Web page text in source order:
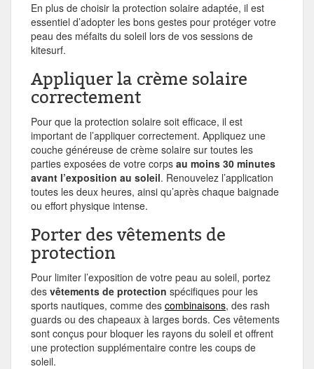
En plus de choisir la protection solaire adaptée, il est
essentiel d’adopter les bons gestes pour protéger votre
peau des méfaits du soleil lors de vos sessions de
kitesurf.
Appliquer la crème solaire
correctement
Pour que la protection solaire soit efficace, il est
important de l’appliquer correctement. Appliquez une
couche généreuse de crème solaire sur toutes les
parties exposées de votre corps au moins 30 minutes
avant l’exposition au soleil. Renouvelez l’application
toutes les deux heures, ainsi qu’après chaque baignade
ou effort physique intense.
Porter des vêtements de
protection
Pour limiter l’exposition de votre peau au soleil, portez
des vêtements de protection spécifiques pour les
sports nautiques, comme des combinaisons, des rash
guards ou des chapeaux à larges bords. Ces vêtements
sont conçus pour bloquer les rayons du soleil et offrent
une protection supplémentaire contre les coups de
soleil.